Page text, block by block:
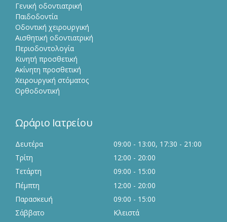
Γενική οδοντιατρική
Παιδοδοντία
Οδοντική χειρουργική
Αισθητική οδοντιατρική
Περιοδοντολογία
Κινητή προσθετική
Ακίνητη προσθετική
Χειρουργική στόματος
Ορθοδοντική
Ωράριο Ιατρείου
Δευτέρα
09:00 - 13:00, 17:30 - 21:00
Τρίτη
12:00 - 20:00
Τετάρτη
09:00 - 15:00
Πέμπτη
12:00 - 20:00
Παρασκευή
09:00 - 15:00
Σάββατο
Κλειστά